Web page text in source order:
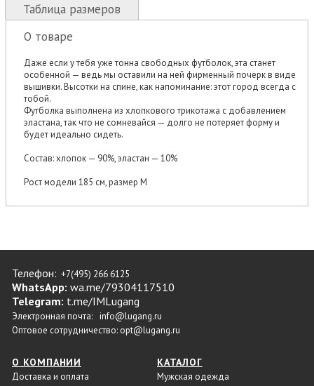
Таблица размеров
О товаре
Даже если у тебя уже тонна свободных футболок, эта станет
особенной — ведь мы оставили на ней фирменный почерк в виде
вышивки. Высотки на спине, как напоминание: этот город всегда с
тобой.
Футболка выполнена из хлопкового трикотажа с добавлением
эластана, так что не сомневайся — долго не потеряет форму и
будет идеально сидеть.
Состав: хлопок — 90%, эластан — 10%
Рост модели 185 см, размер М
Телефон: +7(495) 266 6125
WhatsApp: wa.me/79304117510
Telegram: t.me/IMLugang
Электронная почта: info@lugang.ru
Оптовое сотрудничество: opt@lugang.ru
О КОМПАНИИ
Доставка и оплата
КАТАЛОГ
Мужская одежда